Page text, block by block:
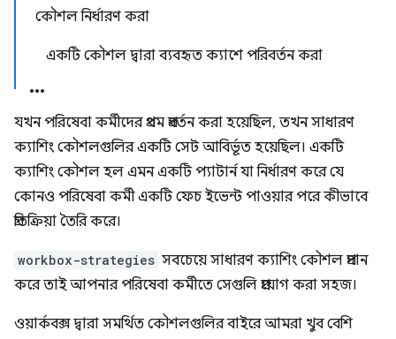
কৌশল নির্ধারণ করা
একটি কৌশল দ্বারা ব্যবহৃত ক্যাশে পরিবর্তন করা
যখন পরিষেবা কর্মীদের প্রথম প্রবর্তন করা হয়েছিল, তখন সাধারণ
ক্যাশিং কৌশলগুলির একটি সেট আবির্ভূত হয়েছিল। একটি
ক্যাশিং কৌশল হল এমন একটি প্যাটার্ন যা নির্ধারণ করে যে
কোনও পরিষেবা কর্মী একটি ফেচ ইভেন্ট পাওয়ার পরে কীভাবে
প্রতিক্রিয়া তৈরি করে।
workbox-strategies সবচেয়ে সাধারণ ক্যাশিং কৌশল প্রদান
করে তাই আপনার পরিষেবা কর্মীতে সেগুলি প্রয়োগ করা সহজ।
ওয়ার্কবক্স দ্বারা সমর্থিত কৌশলগুলির বাইরে আমরা খুব বেশি